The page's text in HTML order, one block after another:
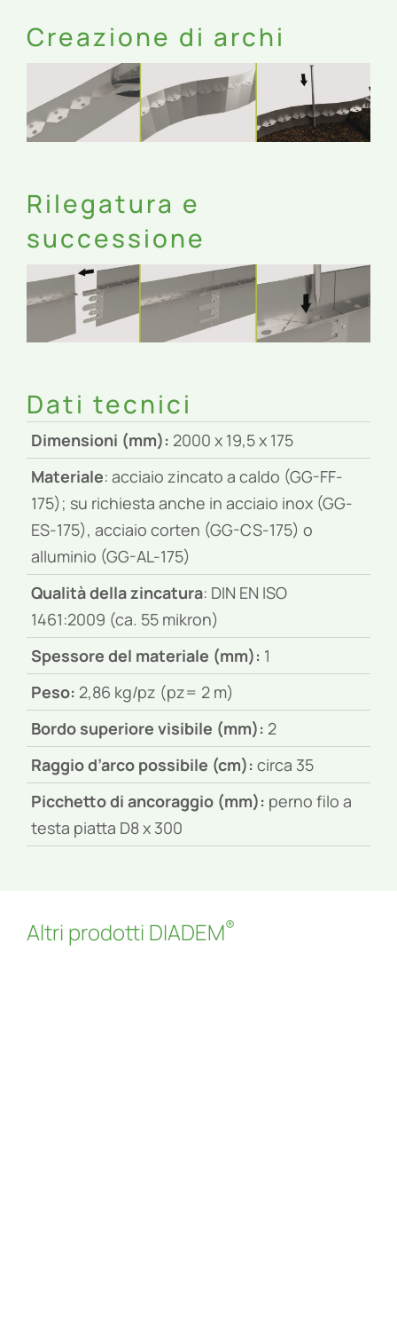
Creazione di archi
Rilegatura e
successione
Dati tecnici
Dimensioni (mm): 2000 x 19,5 x 175
Materiale: acciaio zincato a caldo (GG-FF-
175); su richiesta anche in acciaio inox (GG-
ES-175), acciaio corten (GG-CS-175) o
alluminio (GG-AL-175)
Qualità della zincatura: DIN EN ISO
1461:2009 (ca. 55 mikron)
Spessore del materiale (mm): 1
Peso: 2,86 kg/pz (pz= 2 m)
Bordo superiore visibile (mm): 2
Raggio d’arco possibile (cm): circa 35
Picchetto di ancoraggio (mm): perno filo a
testa piatta D8 x 300
Altri prodotti DIADEM®